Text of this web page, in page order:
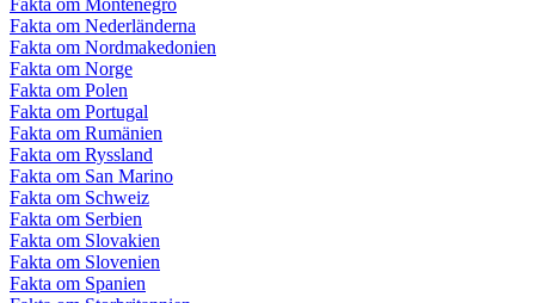
Fakta om Montenegro
Fakta om Nederländerna
Fakta om Nordmakedonien
Fakta om Norge
Fakta om Polen
Fakta om Portugal
Fakta om Rumänien
Fakta om Ryssland
Fakta om San Marino
Fakta om Schweiz
Fakta om Serbien
Fakta om Slovakien
Fakta om Slovenien
Fakta om Spanien